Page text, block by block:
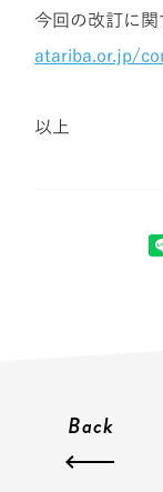
今回の改訂に関
atariba.or.jp/
以上
Back